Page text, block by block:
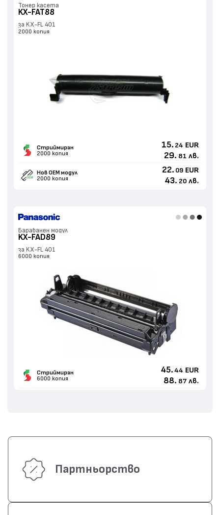
Тонер касета
KX-FAT88
за KX-FL 401
2000 копия
Стриймиран
2000 копия
15. 24 EUR
29. 81 лв.
Нов ОЕМ модул
2000 копия
22. 09 EUR
43. 20 лв.
Барабанен модул
KX-FAD89
за KX-FL 401
6000 копия
Стриймиран
6000 копия
45. 44 EUR
88. 87 лв.
Партньорство